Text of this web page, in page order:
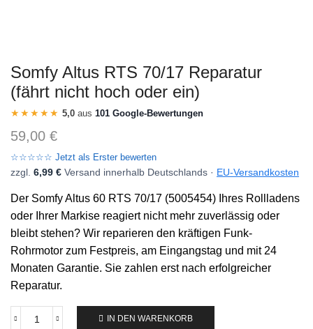
Somfy Altus RTS 70/17 Reparatur
(fährt nicht hoch oder ein)
★★★★★ 5,0 aus 101 Google-Bewertungen
59,00 €
☆☆☆☆☆ Jetzt als Erster bewerten
zzgl. 6,99 € Versand innerhalb Deutschlands · EU-Versandkosten
Der Somfy Altus 60 RTS 70/17 (5005454) Ihres Rollladens
oder Ihrer Markise reagiert nicht mehr zuverlässig oder
bleibt stehen? Wir reparieren den kräftigen Funk-
Rohrmotor zum Festpreis, am Eingangstag und mit 24
Monaten Garantie. Sie zahlen erst nach erfolgreicher
Reparatur.
IN DEN WARENKORB